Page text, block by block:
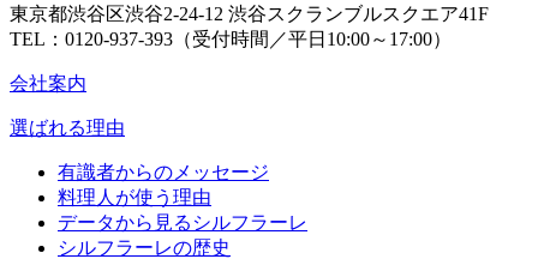
東京都渋谷区渋谷2-24-12 渋谷スクランブルスクエア41F
TEL： 0120-937-393 （受付時間／平日10:00～17:00）
会社案内
選ばれる理由
有識者からのメッセージ
料理人が使う理由
データから見るシルフラーレ
シルフラーレの歴史